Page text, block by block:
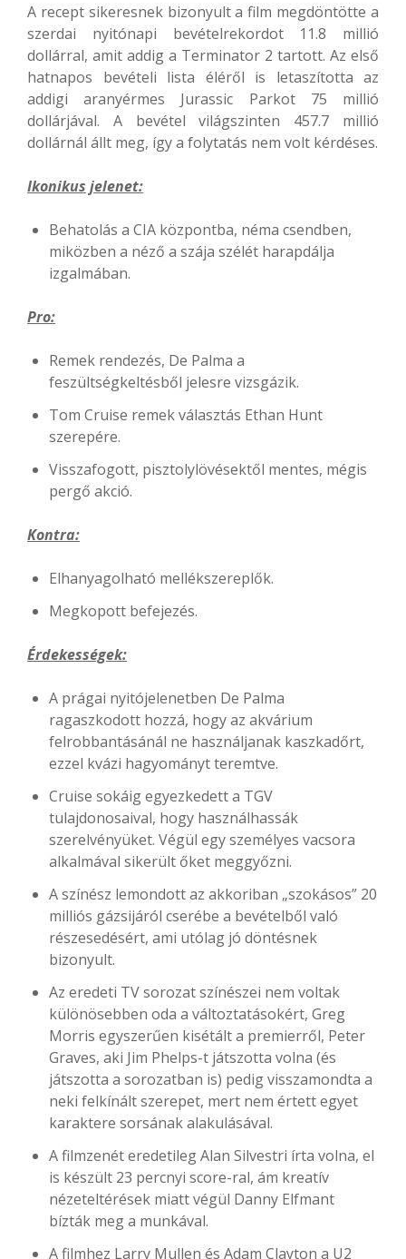
A recept sikeresnek bizonyult a film megdöntötte a
szerdai nyitónapi bevételrekordot 11.8 millió
dollárral, amit addig a Terminator 2 tartott. Az első
hatnapos bevételi lista éléről is letaszította az
addigi aranyérmes Jurassic Parkot 75 millió
dollárjával. A bevétel világszinten 457.7 millió
dollárnál állt meg, így a folytatás nem volt kérdéses.
Ikonikus jelenet:
Behatolás a CIA központba, néma csendben,
miközben a néző a szája szélét harapdálja
izgalmában.
Pro:
Remek rendezés, De Palma a
feszültségkeltésből jelesre vizsgázik.
Tom Cruise remek választás Ethan Hunt
szerepére.
Visszafogott, pisztolylövésektől mentes, mégis
pergő akció.
Kontra:
Elhanyagolható mellékszereplők.
Megkopott befejezés.
Érdekességek:
A prágai nyitójelenetben De Palma
ragaszkodott hozzá, hogy az akvárium
felrobbantásánál ne használjanak kaszkadőrt,
ezzel kvázi hagyományt teremtve.
Cruise sokáig egyezkedett a TGV
tulajdonosaival, hogy használhassák
szerelvényüket. Végül egy személyes vacsora
alkalmával sikerült őket meggyőzni.
A színész lemondott az akkoriban „szokásos” 20
milliós gázsijáról cserébe a bevételből való
részesedésért, ami utólag jó döntésnek
bizonyult.
Az eredeti TV sorozat színészei nem voltak
különösebben oda a változtatásokért, Greg
Morris egyszerűen kisétált a premierről, Peter
Graves, aki Jim Phelps-t játszotta volna (és
játszotta a sorozatban is) pedig visszamondta a
neki felkínált szerepet, mert nem értett egyet
karaktere sorsának alakulásával.
A filmzenét eredetileg Alan Silvestri írta volna, el
is készült 23 percnyi score-ral, ám kreatív
nézeteltérések miatt végül Danny Elfmant
bízták meg a munkával.
A filmhez Larry Mullen és Adam Clayton a U2